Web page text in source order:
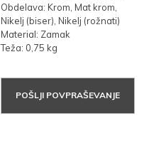
Obdelava: Krom, Mat krom,
Nikelj (biser), Nikelj (rožnati)
Material: Zamak
Teža: 0,75 kg
POŠLJI POVPRAŠEVANJE